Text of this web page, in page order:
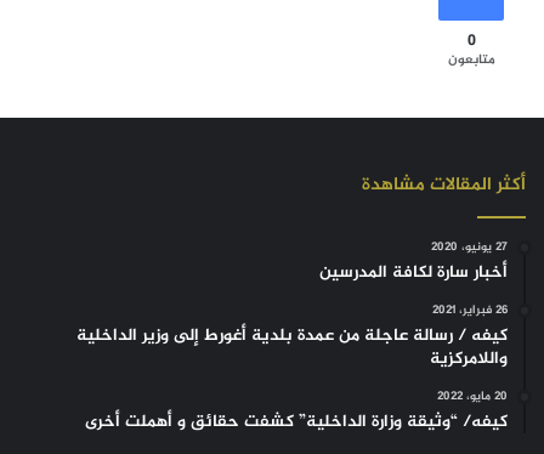
0
متابعون
أكثر المقالات مشاهدة
27 يونيو، 2020
أخبار سارة لكافة المدرسين
26 فبراير، 2021
كيفه / رسالة عاجلة من عمدة بلدية أغورط إلى وزير الداخلية
واللامركزية
20 مايو، 2022
كيفه/ “وثيقة وزارة الداخلية” كشفت حقائق و أهملت أخرى